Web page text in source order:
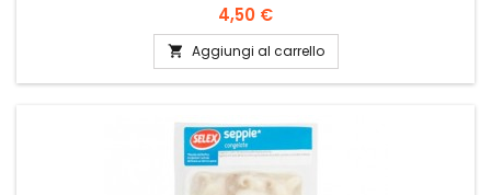
Prezzo
4,50 €
 Aggiungi al carrello